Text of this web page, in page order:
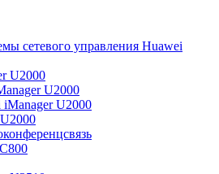
сетевого управления Huawei
U2000
U2000
U2000